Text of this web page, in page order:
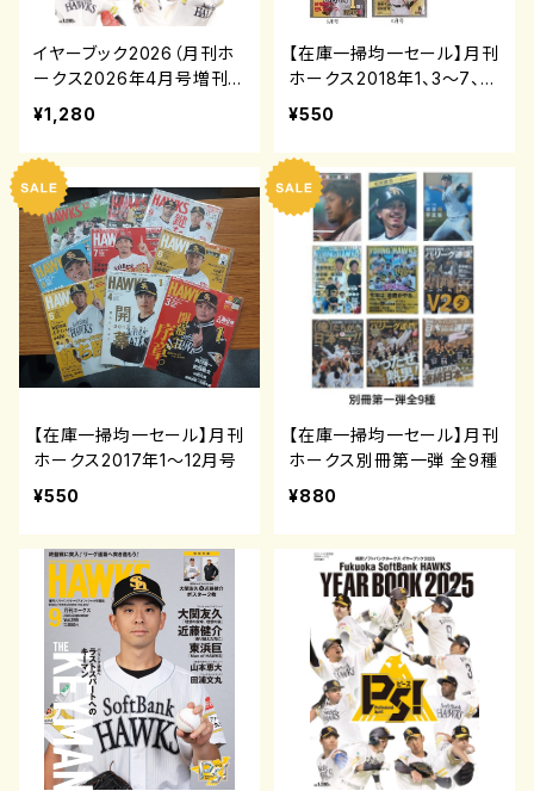
イヤーブック2026（月刊ホ
ークス2026年4月号増刊）
¥1,280
【在庫一掃均一セール】月刊
ホークス2018年1、3～7、9
～10月号
¥550
【在庫一掃均一セール】月刊
ホークス2017年1～12月号
¥550
【在庫一掃均一セール】月刊
ホークス別冊第一弾 全9種
¥880